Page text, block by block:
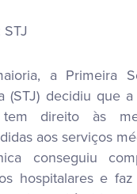
a Primeira
(STJ) decidiu que
direito às
aos serviços
conseguiu
hospitalares e